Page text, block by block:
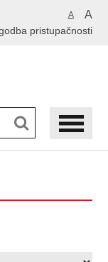
A A
pristupačnosti